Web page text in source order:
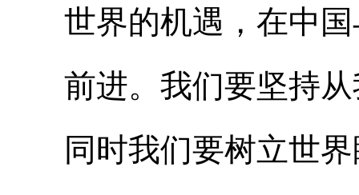
世界的机遇，在中
前进。我们要坚持
同时我们要树立世